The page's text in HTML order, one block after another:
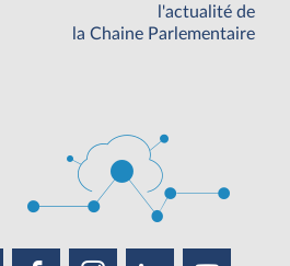
l'actualité de
la Chaine Parlementaire